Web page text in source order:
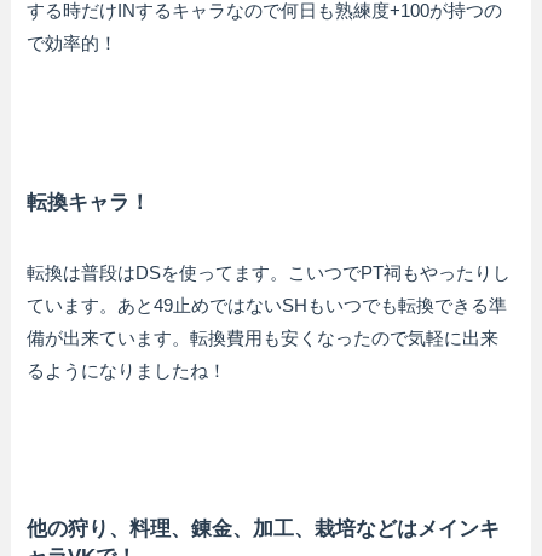
する時だけINするキャラなので何日も熟練度+100が持つの
で効率的！
転換キャラ！
転換は普段はDSを使ってます。こいつでPT祠もやったりし
ています。あと49止めではないSHもいつでも転換できる準
備が出来ています。転換費用も安くなったので気軽に出来
るようになりましたね！
他の狩り、料理、錬金、加工、栽培などはメインキ